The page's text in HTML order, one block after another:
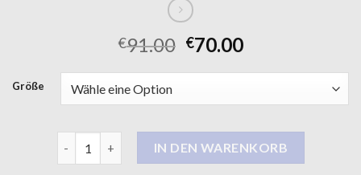
€91.00 €70.00
Größe
damen winter mantel MengeIN DEN WARENKORB